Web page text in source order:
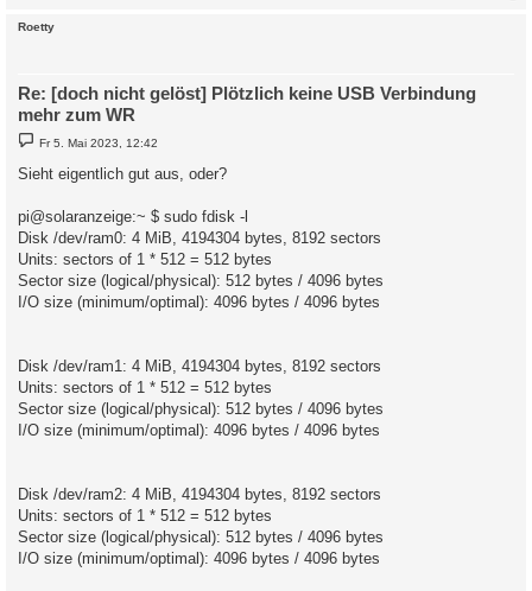
Roetty
Re: [doch nicht gelöst] Plötzlich keine USB Verbindung
mehr zum WR
B
e
t
a
g
Fr 5. Mai 2023, 12:42
Sieht eigentlich gut aus, oder?
pi@solaranzeige:~ $ sudo fdisk -l
Disk /dev/ram0: 4 MiB, 4194304 bytes, 8192 sectors
Units: sectors of 1 * 512 = 512 bytes
Sector size (logical/physical): 512 bytes / 4096 bytes
I/O size (minimum/optimal): 4096 bytes / 4096 bytes
Disk /dev/ram1: 4 MiB, 4194304 bytes, 8192 sectors
Units: sectors of 1 * 512 = 512 bytes
Sector size (logical/physical): 512 bytes / 4096 bytes
I/O size (minimum/optimal): 4096 bytes / 4096 bytes
Disk /dev/ram2: 4 MiB, 4194304 bytes, 8192 sectors
Units: sectors of 1 * 512 = 512 bytes
Sector size (logical/physical): 512 bytes / 4096 bytes
I/O size (minimum/optimal): 4096 bytes / 4096 bytes